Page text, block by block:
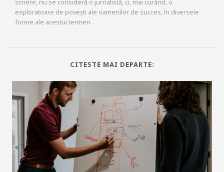
scriere, nu se consideră o jurnalistă, ci, mai curând, o
exploratoare de povești ale oamenilor de succes, în diversele
forme ale acestui termen.
CITESTE MAI DEPARTE: